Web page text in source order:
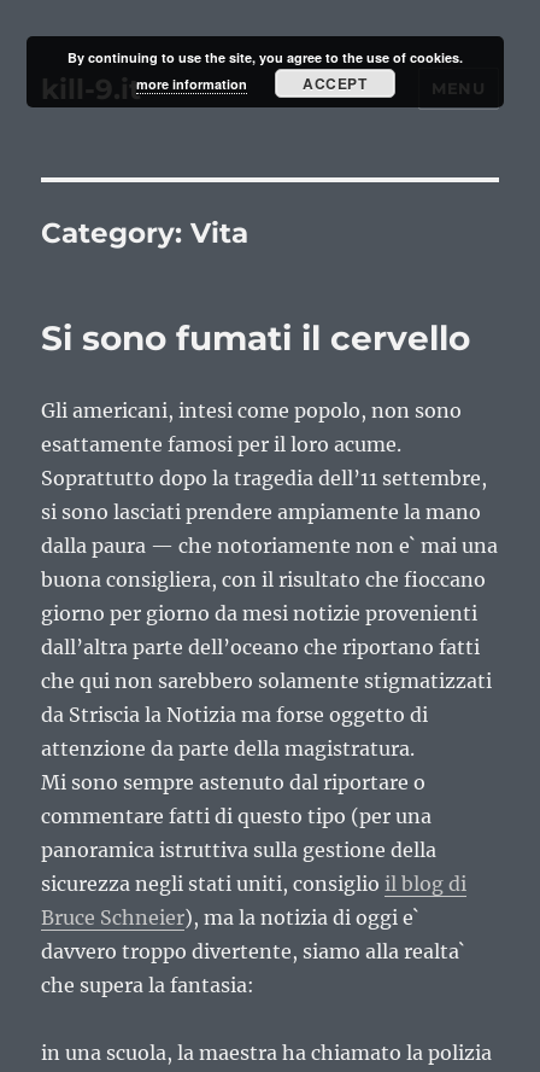
kill-9.it MENU
Category:Vita
Si sono fumati il cervello
Gli americani, intesi come popolo, non sono
esattamente famosi per il loro acume.
Soprattutto dopo la tragedia dell’11 settembre,
si sono lasciati prendere ampiamente la mano
dalla paura — che notoriamente non e` mai una
buona consigliera, con il risultato che fioccano
giorno per giorno da mesi notizie provenienti
dall’altra parte dell’oceano che riportano fatti
che qui non sarebbero solamente stigmatizzati
da Striscia la Notizia ma forse oggetto di
attenzione da parte della magistratura.
Mi sono sempre astenuto dal riportare o
commentare fatti di questo tipo (per una
panoramica istruttiva sulla gestione della
sicurezza negli stati uniti, consiglioil blog di
Bruce Schneier), ma la notizia di oggi e`
davvero troppo divertente, siamo alla realta`
che supera la fantasia:
in una scuola, la maestra ha chiamato la polizia
By continuing to use the site, you agree to the use of cookies.
more information
ACCEPT